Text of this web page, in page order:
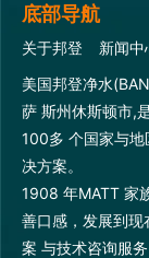
底部导航
关于邦登 新闻中
美国邦登净水
萨 斯州休斯顿市,
100多 个国家与地
决方案。
1908 年MATT 家
善口感，发展到
案 与技术咨询服